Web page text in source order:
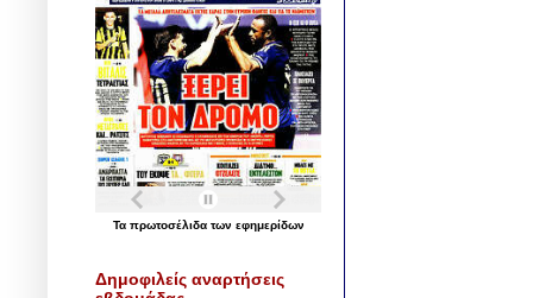
Τα πρωτοσέλιδα των εφημερίδων
Δημοφιλείς αναρτήσεις